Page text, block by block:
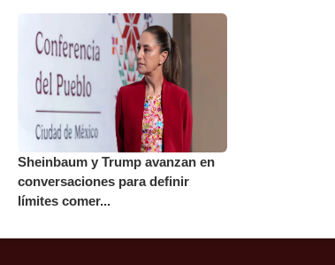
Sheinbaum y Trump avanzan en
conversaciones para definir
límites comer...